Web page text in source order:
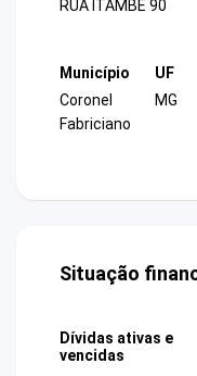
RUA ITAMBE 90
Município
Coronel
Fabriciano
UF
MG
Situação
Dívidas ativas e
vencidas